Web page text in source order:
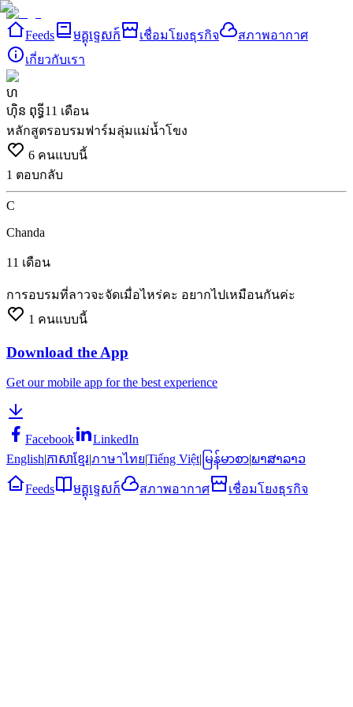
Feeds មគ្គុទ្ទេសក៍ เชื่อมโยงธุรกิจ
สภาพอากาศ
เกี่ยวกับเรา
ហ
ហ៊ិន ពុទ្ធី11 เดือน
หลักสูตรอบรมฟาร์มลุ่มแม่น้ำโขง
6 คนแบบนี้
1 ตอบกลับ
C
Chanda
11 เดือน
การอบรมที่ลาวจะจัดเมื่อไหร่คะ อยากไปเหมือนกันค่ะ
1 คนแบบนี้
Download the App
Get our mobile app for the best experience
Facebook
LinkedIn
English|ភាសាខ្មែរ|ภาษาไทย|Tiếng Việt| မြန်မာစာ|ພາສາລາວ
Feeds មគ្គុទ្ទេសក៍ สภาพอากาศ เชื่อมโยงธุรกิจ